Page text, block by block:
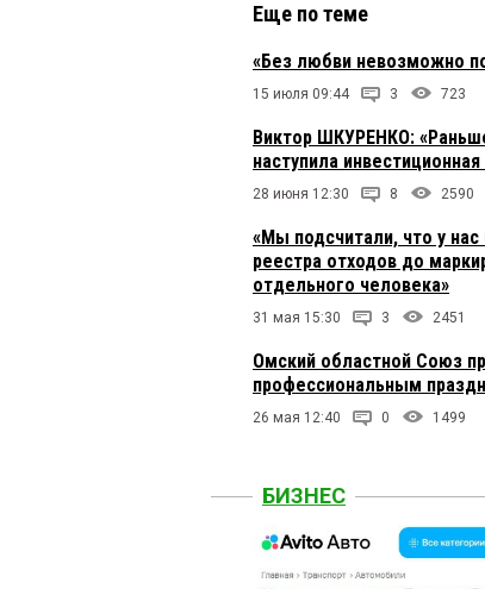
Еще по теме
«Без любви невозможно
15 июля 09:44 3 723
Виктор ШКУРЕНКО:
наступила
28 июня 12:30 8 2590
«Мы подсчитали, что у
реестра отходов до
отдельного человека»
31 мая 15:30 3 2451
Омский областной Союз
профессиональным
26 мая 12:40 0 1499
БИЗНЕС